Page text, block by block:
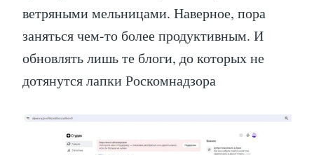
ветряными мельницами. Наверное, пора
заняться чем-то более продуктивным. И
обновлять лишь те блоги, до которых не
дотянутся лапки Роскомнадзора